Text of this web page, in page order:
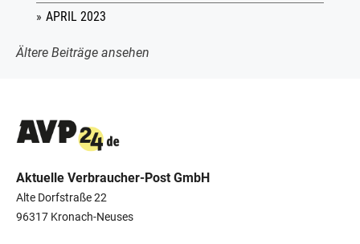
APRIL 2023
Ältere Beiträge ansehen
Aktuelle Verbraucher-Post GmbH
Alte Dorfstraße 22
96317 Kronach-Neuses